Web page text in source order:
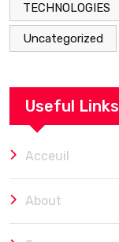
TECHNOLOGIES
Uncategorized
Useful Links
Acceuil
About